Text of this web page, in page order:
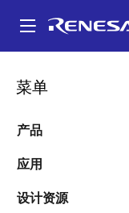
到
菜单
产品
应用
设计资源
面
包
屑
池组监测
的锂离子电池